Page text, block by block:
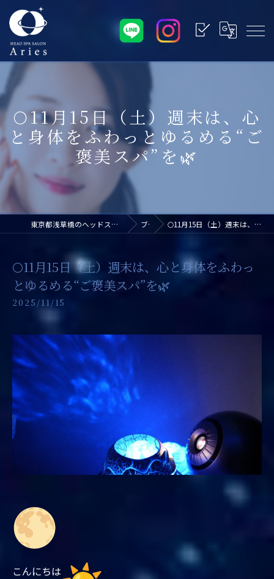
🌕11月15日（土）週末は、心
と身体をふわっとゆるめる“ご
褒美スパ”を🌿
東京都浅草橋のヘッドスパなら浅草橋ドライヘッドスパ専門店アリエス ブログ 🌕11月15日（土）週末は、心と身体をふわっとゆるめる“ご褒美スパ”を🌿
🌕11月15日（土）週末は、心と身体をふわっ
とゆるめる“ご褒美スパ”を🌿
2025/11/15
こんにちは